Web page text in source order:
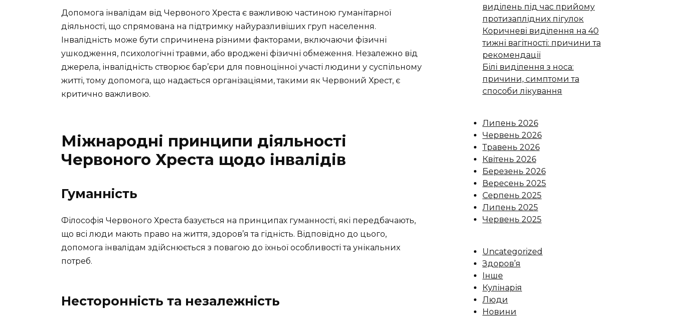
Допомога інвалідам від Червоного Хреста є важливою частиною гуманітарної
діяльності, що спрямована на підтримку найуразливіших груп населення.
Інвалідність може бути спричинена різними факторами, включаючи фізичні
ушкодження, психологічні травми, або вроджені фізичні обмеження. Незалежно від
джерела, інвалідність створює бар’єри для повноцінної участі людини у суспільному
житті, тому допомога, що надається організаціями, такими як Червоний Хрест, є
критично важливою.
Міжнародні принципи діяльності
Червоного Хреста щодо інвалідів
Гуманність
Філософія Червоного Хреста базується на принципах гуманності, які передбачають,
що всі люди мають право на життя, здоров’я та гідність. Відповідно до цього,
допомога інвалідам здійснюється з повагою до їхньої особливості та унікальних
потреб.
Несторонність та незалежність
виділень під час прийому
протизаплідних пігулок
Коричневі виділення на 40
тижні вагітності: причини та
рекомендації
Білі виділення з носа:
причини, симптоми та
способи лікування
Липень 2026
Червень 2026
Травень 2026
Квітень 2026
Березень 2026
Вересень 2025
Серпень 2025
Липень 2025
Червень 2025
Uncategorized
Здоров’я
Інше
Кулінарія
Люди
Новини